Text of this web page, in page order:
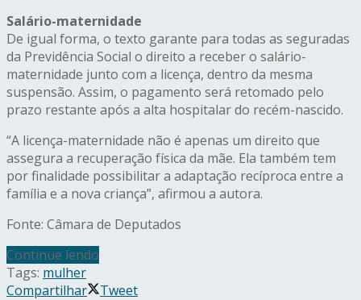
Salário-maternidade
De igual forma, o texto garante para todas as seguradas
da Previdência Social o direito a receber o salário-
maternidade junto com a licença, dentro da mesma
suspensão. Assim, o pagamento será retomado pelo
prazo restante após a alta hospitalar do recém-nascido.
“A licença-maternidade não é apenas um direito que
assegura a recuperação física da mãe. Ela também tem
por finalidade possibilitar a adaptação recíproca entre a
família e a nova criança”, afirmou a autora.
Fonte: Câmara de Deputados
Continue lendo
Tags: mulher
Compartilhar
Tweet